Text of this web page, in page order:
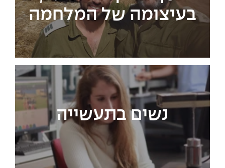
בעיצומה של המלחמה
נשים בתעשייה